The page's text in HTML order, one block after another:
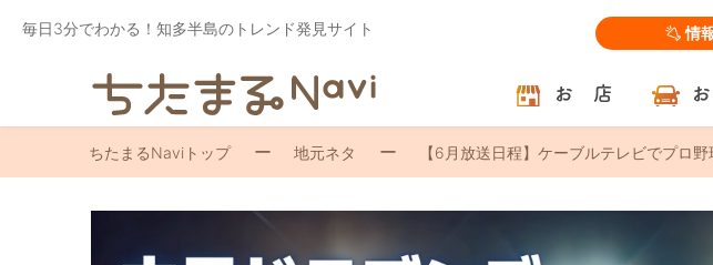
毎日3分でわかる！知多半島のトレンド発見サイト 情
お 店
ちたまるNaviトップ 地元ネタ 【6月放送日程】ケーブルテレビでプロ